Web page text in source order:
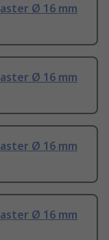
Ø 16 mm
Ø 16 mm
Ø 16 mm
Ø 16 mm